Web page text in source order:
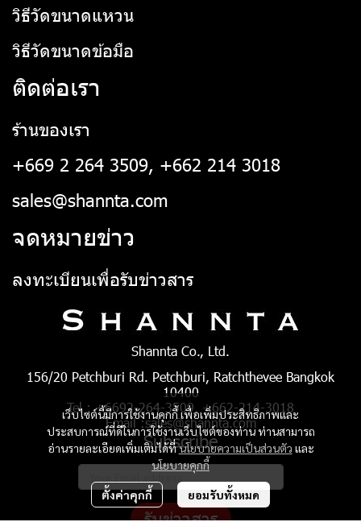
เว็บไซต์นี้มีการใช้งานคุกกี้ เพื่อเพิ่มประสิทธิภาพและ
ประสบการณ์ที่ดีในการใช้งานเว็บไซต์ของท่าน ท่านสามารถ
อ่านรายละเอียดเพิ่มเติมได้ที่นโยบายความเป็นส่วนตัว และ
นโยบายคุกกี้
ตั้งค่าคุกกี้ ยอมรับทั้งหมด
วิธีวัดขนาดแหวน
วิธีวัดขนาดข้อมือ
ติดต่อเรา
ร้านของเรา
+669 2 264 3509, +662 214 3018
sales@shannta.com
จดหมายข่าว
ลงทะเบียนเพื่อรับข่าวสาร
Shannta Co., Ltd.
156/20 Petchburi Rd. Petchburi, Ratchthevee Bangkok
10400
Tel : +6692-264-3509, +662-214-3018
Email :sales@shannta.com
Subscribe
รับข่าวสาร